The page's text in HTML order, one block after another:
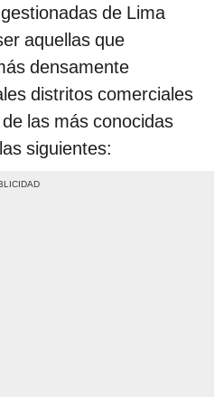
de Lima
aquellas que
densamente
distritos comerciales
las más conocidas
siguientes: